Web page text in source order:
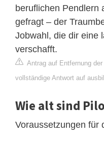
beruflichen Pendlern
gefragt – der
Jobwahl, die dir eine
verschafft.
Antrag auf Entfernung
vollständige Antwort auf
Wie alt sind
Voraussetzungen für